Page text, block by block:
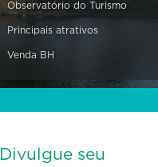
Observatório do Turismo
Principais atrativos
Venda BH
Divulgue seu